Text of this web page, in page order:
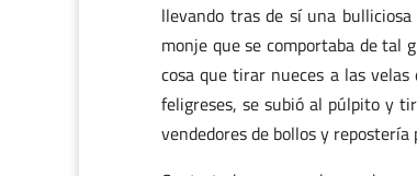
llevando tras de sí una
monje que se comportaba de tal
cosa que tirar nueces a las
feligreses, se subió al púlpito y
vendedores de bollos y